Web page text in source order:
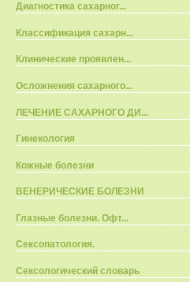
Диагностика сахарног...
Классификация сахарн...
Клинические проявлен...
Осложнения сахарного...
ЛЕЧЕНИЕ САХАРНОГО ДИ...
Гинекология
Кожные болезни
ВЕНЕРИЧЕСКИЕ БОЛЕЗНИ
Глазные болезни. Офт...
Сексопатология.
Сексологический словарь